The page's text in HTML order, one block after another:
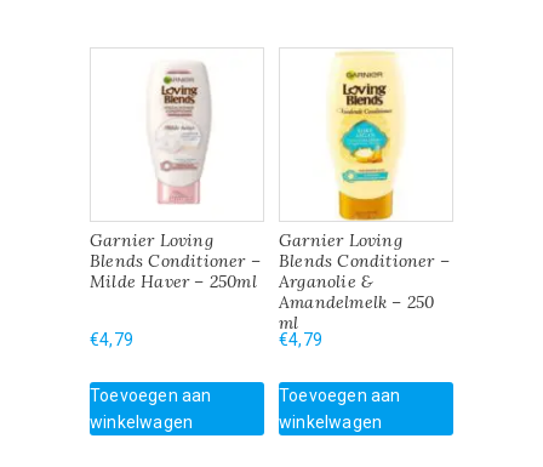
Garnier Loving
Blends Conditioner –
Milde Haver – 250ml
€4,79
Toevoegen aan
winkelwagen
Garnier Loving
Blends Conditioner –
Arganolie &
Amandelmelk – 250
ml
€4,79
Toevoegen aan
winkelwagen